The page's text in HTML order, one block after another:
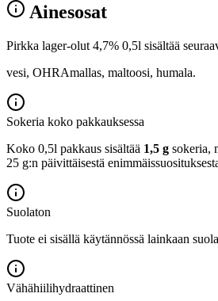
Ainesosat
Pirkka lager-olut 4,7% 0,5l sisältää
vesi, OHRAmallas, maltoosi, humala.
Sokeria koko pakkauksessa
Koko 0,5l pakkaus sisältää 1,5 g sokeria,
25 g:n päivittäisestä
Suolaton
Tuote ei sisällä käytännössä lainkaan
Vähähiilihydraattinen